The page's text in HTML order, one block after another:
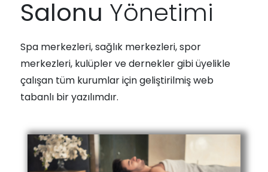
Salonu Yönetimi
Spa merkezleri, sağlık merkezleri, spor
merkezleri, kulüpler ve dernekler gibi üyelikle
çalışan tüm kurumlar için geliştirilmiş web
tabanlı bir yazılımdır.